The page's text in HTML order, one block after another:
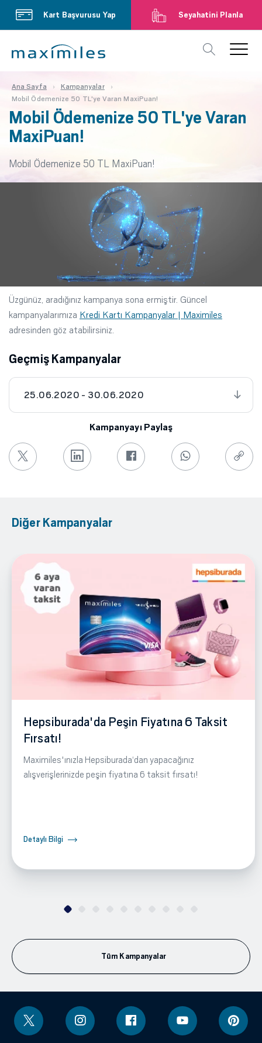
Kart Başvurusu Yap Seyahatini Planla
Ana Sayfa
Kampanyalar
Mobil Ödemenize 50 TL'ye Varan MaxiPuan!
Mobil Ödemenize 50 TL'ye Varan
MaxiPuan!
Mobil Ödemenize 50 TL MaxiPuan!
Üzgünüz, aradığınız kampanya sona ermiştir. Güncel
kampanyalarımıza Kredi Kartı Kampanyalar | Maximiles
adresinden göz atabilirsiniz.
Geçmiş Kampanyalar
25.06.2020 - 30.06.2020
Kampanyayı Paylaş
Diğer Kampanyalar
Hepsiburada'da Peşin Fiyatına 6 Taksit
Fırsatı!
Maximiles'ınızla Hepsiburada‘dan yapacağınız
alışverişlerinizde peşin fiyatına 6 taksit fırsatı!
Detaylı Bilgi
Tüm Kampanyalar